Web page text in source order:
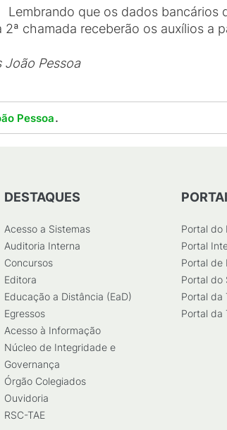
Lembrando que os dados bancários
chamada receberão os auxílios a
João Pessoa
Pessoa.
DESTAQUES
Acesso a Sistemas
Auditoria Interna
Concursos
Editora
Educação a Distância (EaD)
Egressos
Acesso à Informação
Núcleo de Integridade e
Governança
Órgão Colegiados
Ouvidoria
RSC-TAE
Portal do
Portal
Portal de
Portal do
Portal da
Portal da